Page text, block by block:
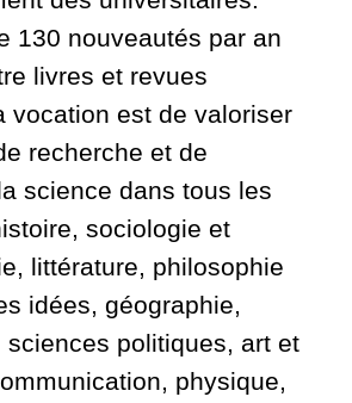
130 nouveautés par an
livres et revues
vocation est de valoriser
recherche et de
science dans tous les
sociologie et
littérature, philosophie
idées, géographie,
sciences politiques, art et
physique,